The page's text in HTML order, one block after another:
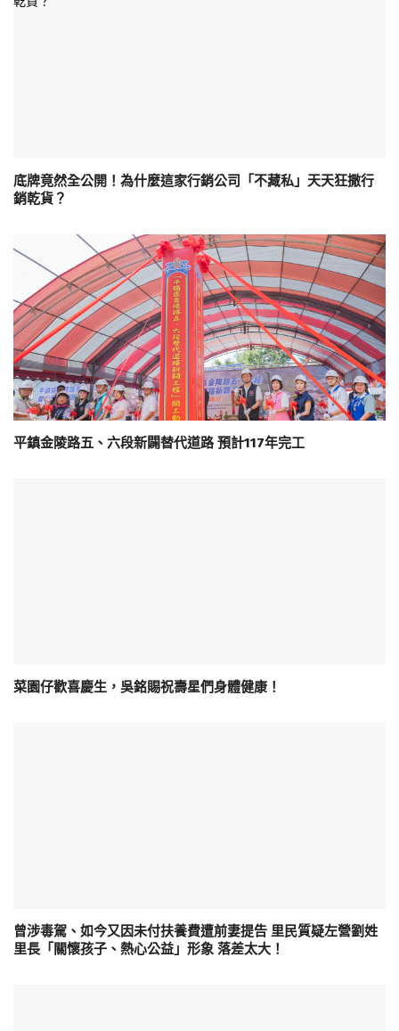
底牌竟然全公開！為什麼這家行銷公司「不藏私」天天狂撒行
銷乾貨？
平鎮金陵路五、六段新闢替代道路 預計117年完工
菜園仔歡喜慶生，吳銘賜祝壽星們身體健康！
曾涉毒駕、如今又因未付扶養費遭前妻提告 里民質疑左營劉姓
里長「關懷孩子、熱心公益」形象 落差太大！